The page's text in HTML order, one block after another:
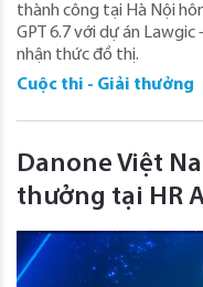
thành công tại Hà Nội
GPT 6.7 với dự án
nhận thức đồ thị.
Cuộc thi - Giải thưởng
Danone Việt
thưởng tại HR